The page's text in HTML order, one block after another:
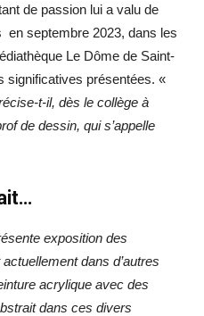
de passion lui a valu de
en septembre 2023, dans les
Le Dôme de Saint-
présentées. «
t-il, dès le collège à
de dessin, qui s’appelle
exposition des
dans d’autres
acrylique avec des
dans ces divers